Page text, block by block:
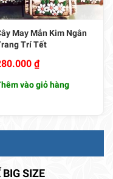
May Mắn Kim Ngân
Trí Tết
₫
vào giỏ hàng
SIZE